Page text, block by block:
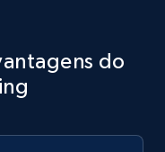
Initial
do